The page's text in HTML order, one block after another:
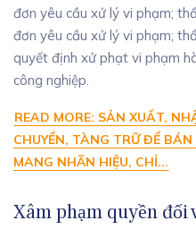
đơn yêu cầu xử lý vi phạm;
đơn yêu cầu xử lý vi phạm;
quyết định xử phạt vi phạm
công nghiệp.
READ MORE: SẢN XUẤT,
CHUYỂN, TÀNG TRỮ ĐỂ
MANG NHÃN HIỆU, CHỈ...
Xâm phạm quyền đối